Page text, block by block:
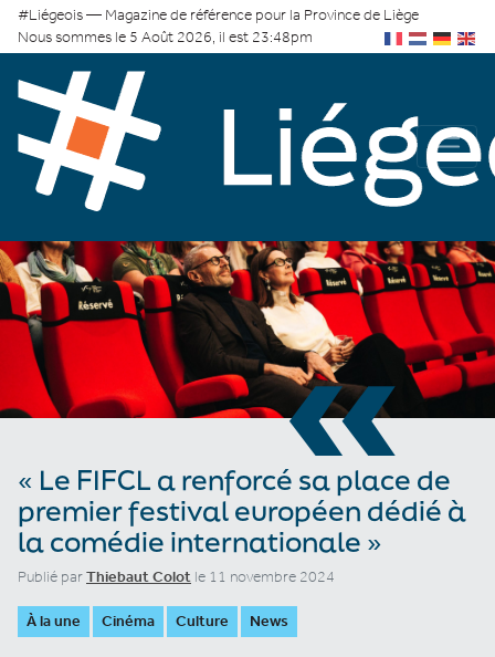
#Liégeois — Magazine de référence pour la Province de Liège
Nous sommes le 5 Août 2026, il est 23:48pm
«
« Le FIFCL a renforcé sa place de
premier festival européen dédié à
la comédie internationale »
Publié parThiebaut Colot le 11 novembre 2024
À la une Cinéma Culture News